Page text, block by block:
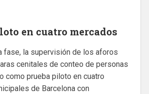
en cuatro mercados
fase, la supervisión de los aforos
cenitales de conteo de personas
como prueba piloto en cuatro
de Barcelona con